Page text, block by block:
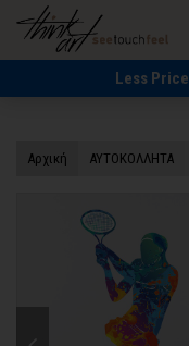
Less Price
Αρχική ΑΥΤΟΚΟΛΛΗΤΑ